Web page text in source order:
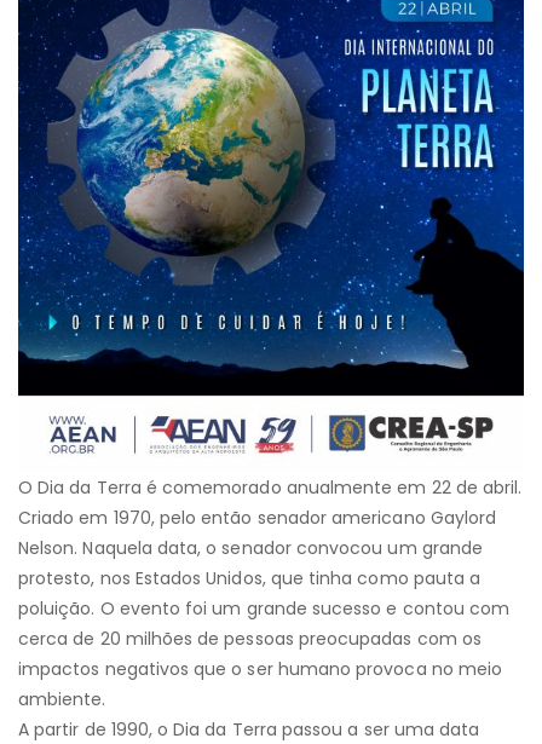
O Dia da Terra é comemorado anualmente em 22 de abril.
Criado em 1970, pelo então senador americano Gaylord
Nelson. Naquela data, o senador convocou um grande
protesto, nos Estados Unidos, que tinha como pauta a
poluição. O evento foi um grande sucesso e contou com
cerca de 20 milhões de pessoas preocupadas com os
impactos negativos que o ser humano provoca no meio
ambiente.
A partir de 1990, o Dia da Terra passou a ser uma data